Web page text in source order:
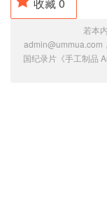
收藏0
若本
admin@ummua.com
国纪录片《手工制品